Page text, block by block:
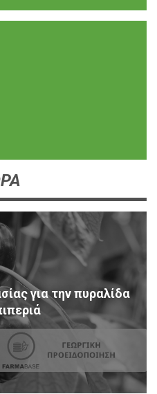
για την πυραλίδα